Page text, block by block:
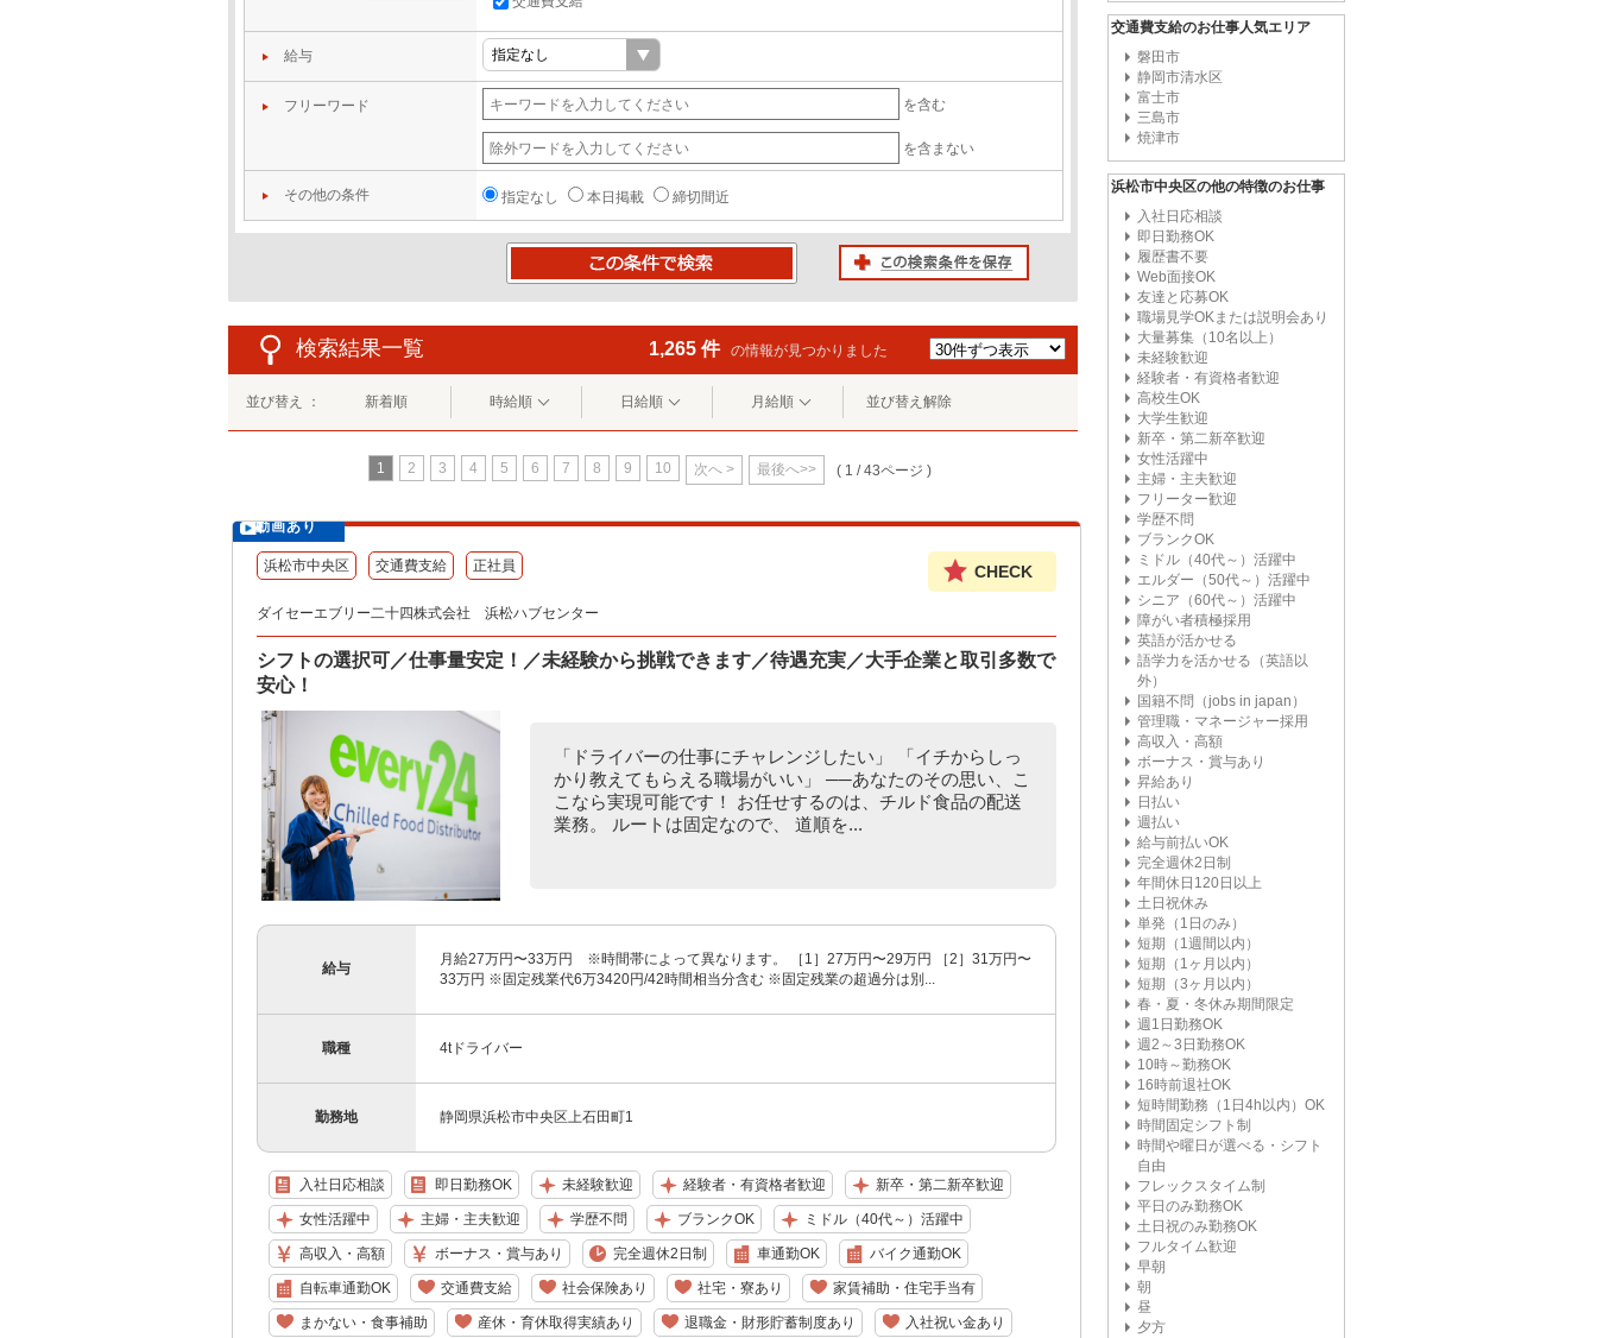
給与
フリーワード を含む
を含まない
その他の条件 指定なし 本日掲載 締切間近
検索結果一覧 1,265 件 の情報が見つかりました
並び替え ： 新着順 時給順 日給順 月給順 並び替え解除
1 2 3 4 5 6 7 8 9 10 次へ > 最後へ>> ( 1 / 43ページ )
動画あり
浜松市中央区 交通費支給 正社員 CHECK
ダイセーエブリー二十四株式会社 浜松ハブセンター
シフトの選択可／仕事量安定！／未経験から挑戦できます／待遇充実／大手企業と取引多数で
安心！
「ドライバーの仕事にチャレンジしたい」 「イチからしっ
かり教えてもらえる職場がいい」 ──あなたのその思い、こ
こなら実現可能です！ お任せするのは、チルド食品の配送
業務。 ルートは固定なので、 道順を...
給与
月給27万円〜33万円 ※時間帯によって異なります。 ［1］27万円〜29万円 ［2］31万円〜
33万円 ※固定残業代6万3420円/42時間相当分含む ※固定残業の超過分は別...
職種 4tドライバー
勤務地 静岡県浜松市中央区上石田町1
入社日応相談 即日勤務OK 未経験歓迎 経験者・有資格者歓迎 新卒・第二新卒歓迎
女性活躍中 主婦・主夫歓迎 学歴不問 ブランクOK ミドル（40代～）活躍中
高収入・高額 ボーナス・賞与あり 完全週休2日制 車通勤OK バイク通勤OK
自転車通勤OK 交通費支給 社会保険あり 社宅・寮あり 家賃補助・住宅手当有
まかない・食事補助 産休・育休取得実績あり 退職金・財形貯蓄制度あり 入社祝い金あり
交通費支給のお仕事人気エリア
磐田市
静岡市清水区
富士市
三島市
焼津市
浜松市中央区の他の特徴のお仕事
入社日応相談
即日勤務OK
履歴書不要
Web面接OK
友達と応募OK
職場見学OKまたは説明会あり
大量募集（10名以上）
未経験歓迎
経験者・有資格者歓迎
高校生OK
大学生歓迎
新卒・第二新卒歓迎
女性活躍中
主婦・主夫歓迎
フリーター歓迎
学歴不問
ブランクOK
ミドル（40代～）活躍中
エルダー（50代～）活躍中
シニア（60代～）活躍中
障がい者積極採用
英語が活かせる
語学力を活かせる（英語以
外）
国籍不問（jobs in japan）
管理職・マネージャー採用
高収入・高額
ボーナス・賞与あり
昇給あり
日払い
週払い
給与前払いOK
完全週休2日制
年間休日120日以上
土日祝休み
単発（1日のみ）
短期（1週間以内）
短期（1ヶ月以内）
短期（3ヶ月以内）
春・夏・冬休み期間限定
週1日勤務OK
週2～3日勤務OK
10時～勤務OK
16時前退社OK
短時間勤務（1日4h以内）OK
時間固定シフト制
時間や曜日が選べる・シフト
自由
フレックスタイム制
平日のみ勤務OK
土日祝のみ勤務OK
フルタイム歓迎
早朝
朝
昼
夕方